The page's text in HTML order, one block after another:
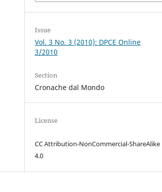
Issue
Vol. 3 No. 3 (2010): DPCE Online
3/2010
Section
Cronache dal Mondo
License
CC Attribution-NonCommercial-ShareAlike
4.0